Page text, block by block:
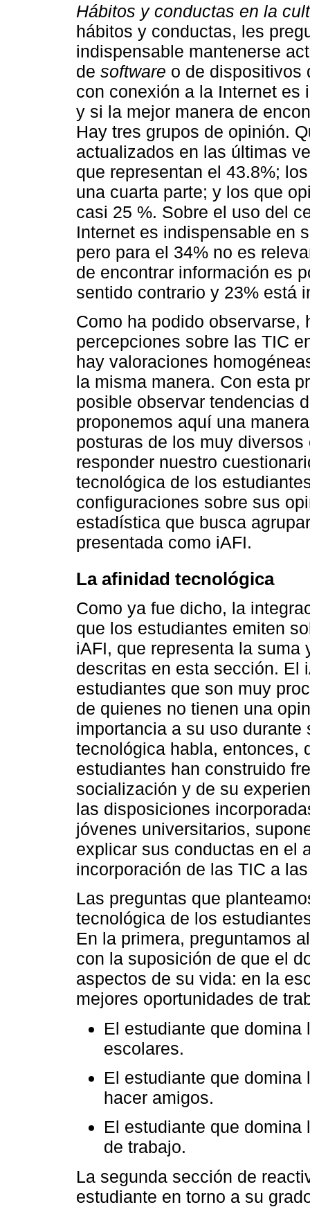
Hábitos y conductas en la
hábitos y conductas, les
indispensable mantenerse
de software o de dispositivos
con conexión a la Internet es
y si la mejor manera de
Hay tres grupos de opinión.
actualizados en las últimas
que representan el 43.8%;
una cuarta parte; y los que
casi 25 %. Sobre el uso del
Internet es indispensable en
pero para el 34% no es
de encontrar información es
sentido contrario y 23% está
Como ha podido observarse,
percepciones sobre las TIC
hay valoraciones
la misma manera. Con esta
posible observar tendencias
proponemos aquí una
posturas de los muy
responder nuestro
tecnológica de los
configuraciones sobre sus
estadística que busca
presentada como iAFI.
La afinidad tecnológica
Como ya fue dicho, la
que los estudiantes emiten
iAFI, que representa la
descritas en esta sección. El
estudiantes que son muy
de quienes no tienen una
importancia a su uso
tecnológica habla, entonces,
estudiantes han construido
socialización y de su
las disposiciones
jóvenes universitarios,
explicar sus conductas en el
incorporación de las TIC a
Las preguntas que
tecnológica de los
En la primera, preguntamos
con la suposición de que el
aspectos de su vida: en la
mejores oportunidades de
El estudiante que
escolares.
El estudiante que
hacer amigos.
El estudiante que
de trabajo.
La segunda sección de
estudiante en torno a su